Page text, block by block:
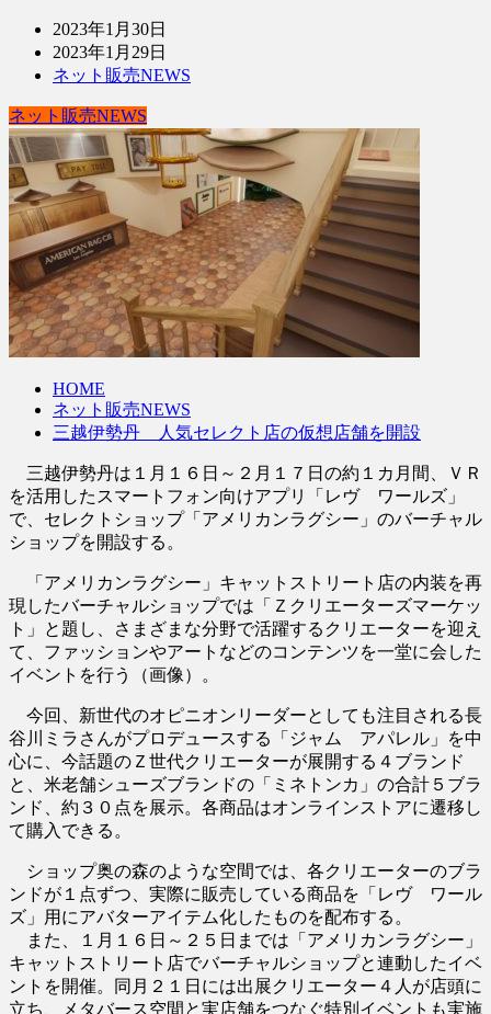
2023年1月30日
2023年1月29日
ネット販売NEWS
ネット販売NEWS
HOME
ネット販売NEWS
三越伊勢丹 人気セレクト店の仮想店舗を開設
三越伊勢丹は１月１６日～２月１７日の約１カ月間、ＶＲ
を活用したスマートフォン向けアプリ「レヴ ワールズ」
で、セレクトショップ「アメリカンラグシー」のバーチャル
ショップを開設する。
「アメリカンラグシー」キャットストリート店の内装を再
現したバーチャルショップでは「Ｚクリエーターズマーケッ
ト」と題し、さまざまな分野で活躍するクリエーターを迎え
て、ファッションやアートなどのコンテンツを一堂に会した
イベントを行う（画像）。
今回、新世代のオピニオンリーダーとしても注目される長
谷川ミラさんがプロデュースする「ジャム アパレル」を中
心に、今話題のＺ世代クリエーターが展開する４ブランド
と、米老舗シューズブランドの「ミネトンカ」の合計５ブラ
ンド、約３０点を展示。各商品はオンラインストアに遷移し
て購入できる。
ショップ奥の森のような空間では、各クリエーターのブラ
ンドが１点ずつ、実際に販売している商品を「レヴ ワール
ズ」用にアバターアイテム化したものを配布する。
また、１月１６日～２５日までは「アメリカンラグシー」
キャットストリート店でバーチャルショップと連動したイベ
ントを開催。同月２１日には出展クリエーター４人が店頭に
立ち、メタバース空間と実店舗をつなぐ特別イベントも実施